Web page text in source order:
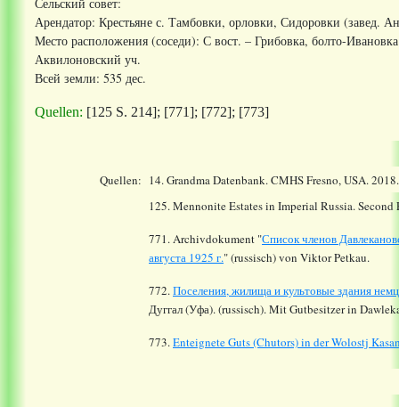
Сельский совет:
Арендатор: Крестьяне с. Тамбовки, орловки, Сидоровки (завед.
Место расположения (соседи): С вост. – Грибовка, болто-
Аквилоновский уч.
Всей земли: 535 дес.
Quellen: [125 S. 214]; [771]; [772]; [773]
Quellen: 14.Grandma Datenbank. CMHS Fresno, USA.
125. Mennonite Estates in Imperial Russia.
771. Archivdokument "Список членов
августа 1925 г." (russisch) von Viktor Petkau.
772.Поселения, жилища и культовые здания
Дуггал (Уфа). (russisch). Mit Gutbesitzer in
773.Enteignete Guts (Chutors) in der Wolostj